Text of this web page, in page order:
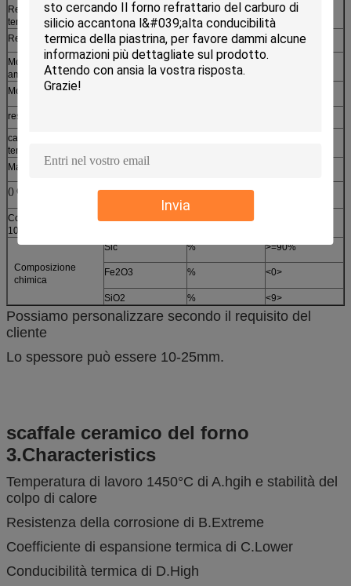
Invia
Resistenza alla flessione ad alta
temperatura a 1400C
Mpa >55
Resistenza a compressione fredda Mpa >90
Modulo di rottura alla temperatura
ambiente
kg/cm2 >=500
Modulo di rottura a 1400C
resistenza alla compressione
carico 2kg/cm2 che ammorbidisce
temperatureT2
Massimo facendo uso della temperatura
() Conducibilità termica Kca l/m.hr.C
Coefficiente di espansione termica a
1000C
Composizione
chimica
Sic % >=90%
Fe2O3 % <0>
SiO2 % <9>
Possiamo personalizzare secondo il requisito del
cliente
Lo spessore può essere 10-25mm.
scaffale ceramico del forno
3.Characteristics
Temperatura di lavoro 1450°C di A.hgih e stabilità del
colpo di calore
Resistenza della corrosione di B.Extreme
Coefficiente di espansione termica di C.Lower
Conducibilità termica di D.High